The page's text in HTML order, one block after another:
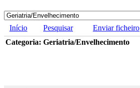
Início Pesquisar Enviar ficheiro
Categoria: Geriatria/Envelhecimento